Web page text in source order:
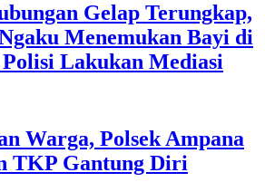
Gelap Terungkap,
Menemukan Bayi di
Lakukan Mediasi
Warga, Polsek Ampana
TKP Gantung Diri